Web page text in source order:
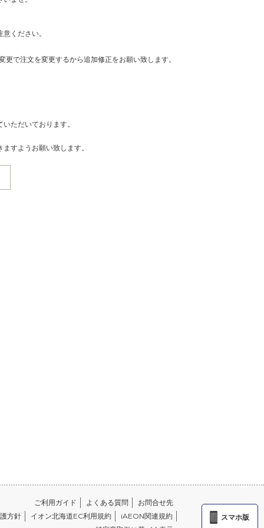
ください。
で注文を変更するから追加修正をお願い致します。
ただいております。
すようお願い致します。
ご利用ガイド よくある質問
お問合せ先
方針 イオン北海道EC利用規約
iAEON関連規約
スマホ版